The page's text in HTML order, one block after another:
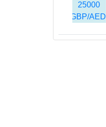
25000
GBP/AED